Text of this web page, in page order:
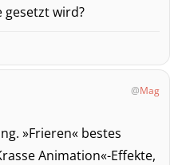
gesetzt wird?
Mag
»Frieren« bestes
Animation«-Effekte,